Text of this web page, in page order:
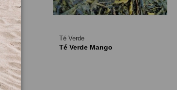
Té Verde
Té Verde Mango